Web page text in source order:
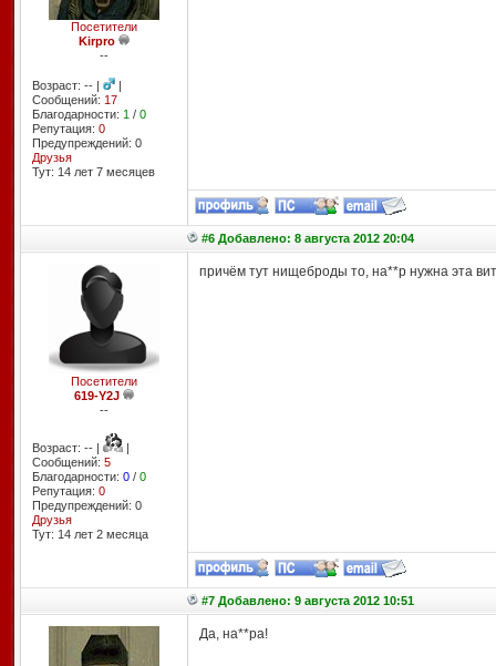
Посетители
Kirpro
--
Возраст: -- |
|
Сообщений: 17
Благодарности: 1 / 0
Репутация: 0
Предупреждений: 0
Друзья
Тут: 14 лет 7 месяцев
#6 Добавлено: 8 августа 2012 20:04
Посетители
619-Y2J
--
Возраст: -- |
|
Сообщений: 5
Благодарности: 0/ 0
Репутация: 0
Предупреждений: 0
Друзья
Тут: 14 лет 2 месяцa
причём тут нищеброды то, на**р нужна эта
#7 Добавлено: 9 августа 2012 10:51
Да, на**ра!